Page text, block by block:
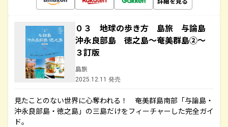
０３ 地球の歩き方 島旅 与論島
沖永良部島 徳之島～奄美群島②～
３訂版
島旅
2025.12.11 発売
見たことのない世界に心奪われる！ 奄美群島南部「与論島・
沖永良部島・徳之島」の三島だけをフィーチャーした完全ガイ
ド。